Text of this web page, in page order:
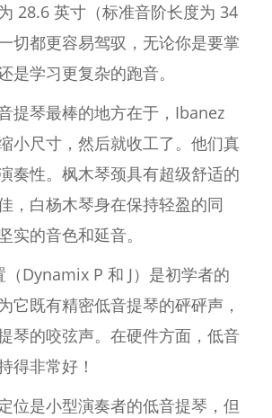
28.6 英寸（标准音阶长度为 34
切都更容易驾驭，无论你是要掌
是学习更复杂的跑音。
提琴最棒的地方在于，Ibanez
小尺寸，然后就收工了。他们真
奏性。枫木琴颈具有超级舒适的
，白杨木琴身在保持轻盈的同
实的音色和延音。
（Dynamix P 和 J）是初学者的
它既有精密低音提琴的砰砰声，
琴的咬弦声。在硬件方面，低音
得非常好！
位是小型演奏者的低音提琴，但